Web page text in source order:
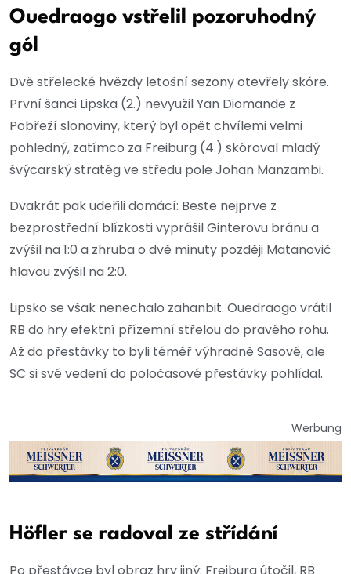
Ouedraogo vstřelil pozoruhodný
gól
Dvě střelecké hvězdy letošní sezony otevřely skóre.
První šanci Lipska (2.) nevyužil Yan Diomande z
Pobřeží slonoviny, který byl opět chvílemi velmi
pohledný, zatímco za Freiburg (4.) skóroval mladý
švýcarský stratég ve středu pole Johan Manzambi.
Dvakrát pak udeřili domácí: Beste nejprve z
bezprostřední blízkosti vyprášil Ginterovu bránu a
zvýšil na 1:0 a zhruba o dvě minuty později Matanovič
hlavou zvýšil na 2:0.
Lipsko se však nenechalo zahanbit. Ouedraogo vrátil
RB do hry efektní přízemní střelou do pravého rohu.
Až do přestávky to byli téměř výhradně Sasové, ale
SC si své vedení do poločasové přestávky pohlídal.
Werbung
Höfler se radoval ze střídání